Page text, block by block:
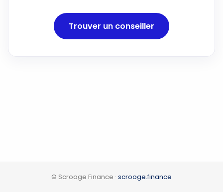
Trouver un conseiller
© Scrooge Finance · scrooge.finance